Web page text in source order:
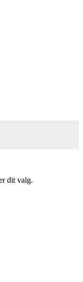
dit valg.